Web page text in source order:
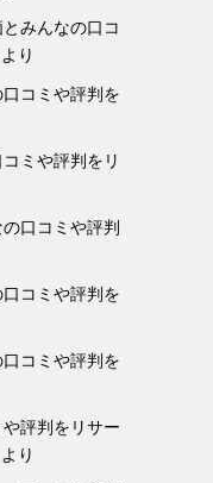
みんなの口コ
より
コミや評判を
ミや評判をリ
口コミや評判
コミや評判を
コミや評判を
評判をリサー
より